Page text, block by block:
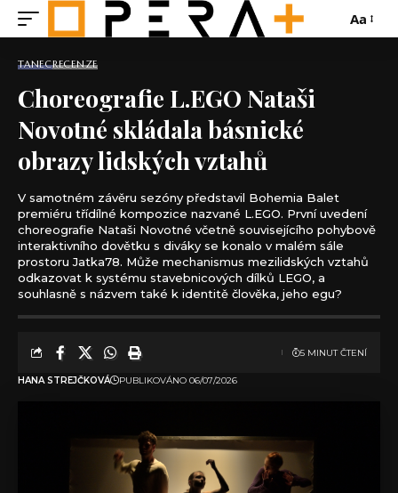
Aa
TANECRECENZE
Choreografie L.EGO Nataši
Novotné skládala básnické
obrazy lidských vztahů
V samotném závěru sezóny představil Bohemia Balet
premiéru třídílné kompozice nazvané L.EGO. První uvedení
choreografie Nataši Novotné včetně souvisejícího pohybově
interaktivního dovětku s diváky se konalo v malém sále
prostoru Jatka78. Může mechanismus mezilidských vztahů
odkazovat k systému stavebnicových dílků LEGO, a
souhlasně s názvem také k identitě člověka, jeho egu?
HANA STREJČKOVÁ PUBLIKOVÁNO 06/07/2026
5 MINUT ČTENÍ